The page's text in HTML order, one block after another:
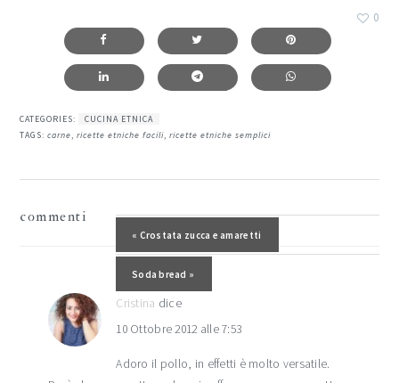
0
CATEGORIES:
CUCINA ETNICA
TAGS:carne,ricette etniche facili,ricette etniche semplici
Post precedente:
« Crostata zucca e amaretti
Post successivo:
Soda bread »
del
commenti
Cristina dice
10 Ottobre 2012 alle 7:53
Adoro il pollo, in effetti è molto versatile.